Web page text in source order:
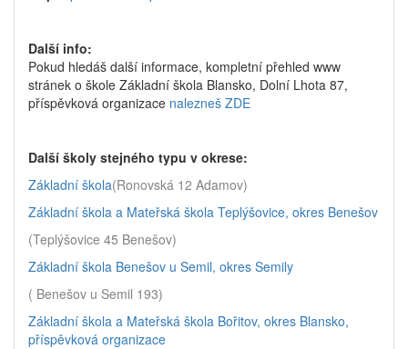
Další info:
Pokud hledáš další informace, kompletní přehled www
stránek o škole Základní škola Blansko, Dolní Lhota 87,
příspěvková organizace nalezneš ZDE
Další školy stejného typu v okrese:
Základní škola(Ronovská 12 Adamov)
Základní škola a Mateřská škola Teplýšovice, okres Benešov
(Teplýšovice 45 Benešov)
Základní škola Benešov u Semil, okres Semily
( Benešov u Semil 193)
Základní škola a Mateřská škola Bořitov, okres Blansko,
příspěvková organizace